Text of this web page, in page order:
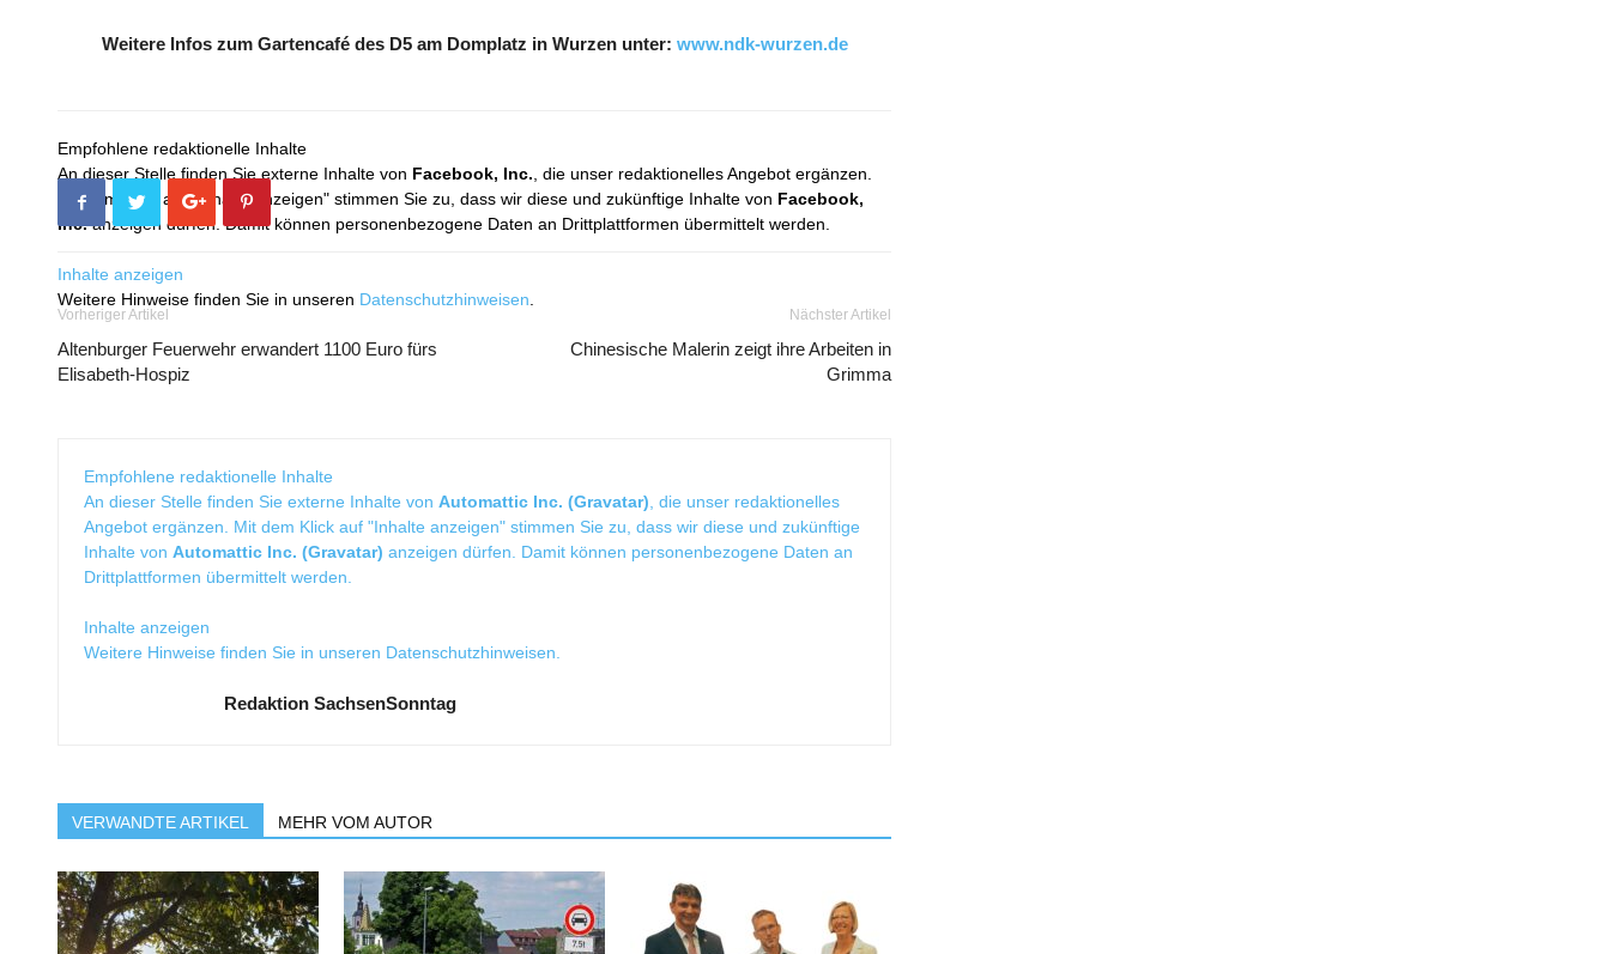
Weitere Infos zum Gartencafé des D5 am Domplatz in Wurzen unter: www.ndk-wurzen.de
Empfohlene redaktionelle Inhalte
An dieser Stelle finden Sie externe Inhalte von Facebook, Inc. , die unser redaktionelles Angebot ergänzen.
Mit dem Klick auf "Inhalte anzeigen" stimmen Sie zu, dass wir diese und zukünftige Inhalte von Facebook,
Inc.anzeigen dürfen. Damit können personenbezogene Daten an Drittplattformen übermittelt werden.
Inhalte anzeigen
Weitere Hinweise finden Sie in unseren Datenschutzhinweisen
Vorheriger Artikel
Altenburger Feuerwehr erwandert 1100 Euro fürs
Elisabeth-Hospiz
Nächster Artikel
Chinesische Malerin zeigt ihre Arbeiten in
Grimma
Empfohlene redaktionelle Inhalte
An dieser Stelle finden Sie externe Inhalte von Automattic Inc. (Gravatar) , die unser redaktionelles
Angebot ergänzen. Mit dem Klick auf "Inhalte anzeigen" stimmen Sie zu, dass wir diese und zukünftige
Inhalte von Automattic Inc. (Gravatar) anzeigen dürfen. Damit können personenbezogene Daten an
Drittplattformen übermittelt werden.
Inhalte anzeigen
Weitere Hinweise finden Sie in unseren Datenschutzhinweisen
Redaktion SachsenSonntag
VERWANDTE ARTIKEL MEHR VOM AUTOR